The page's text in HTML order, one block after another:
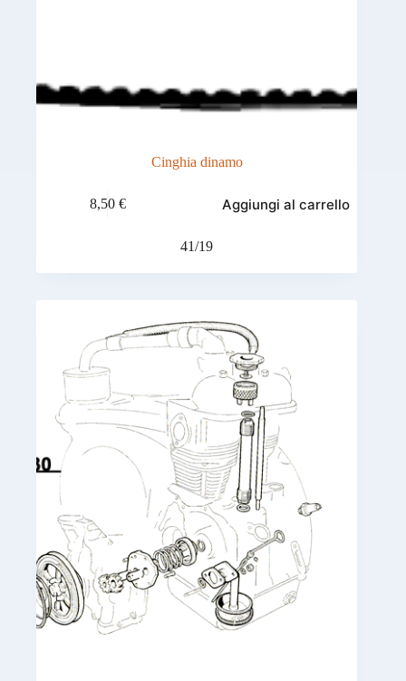
Cinghia dinamo
8,50 € Aggiungi al carrello
41/19